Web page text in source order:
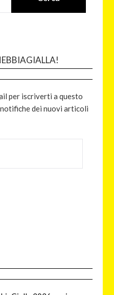
per iscriverti a questo
dei nuovi articoli